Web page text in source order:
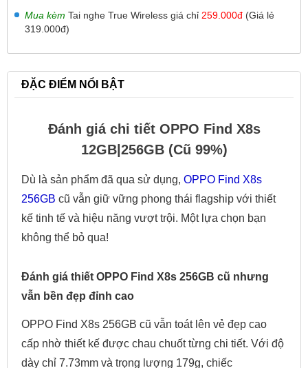
Mua kèm Tai nghe True Wireless giá chỉ 259.000đ (Giá lẻ
319.000đ)
ĐẶC ĐIỂM NỔI BẬT
Đánh giá chi tiết OPPO Find X8s
12GB|256GB (Cũ 99%)
Dù là sản phẩm đã qua sử dụng, OPPO Find X8s
256GB cũ vẫn giữ vững phong thái flagship với thiết
kế tinh tế và hiệu năng vượt trội. Một lựa chọn bạn
không thể bỏ qua!
Đánh giá thiết OPPO Find X8s 256GB cũ nhưng
vẫn bền đẹp đỉnh cao
OPPO Find X8s 256GB cũ vẫn toát lên vẻ đẹp cao
cấp nhờ thiết kế được chau chuốt từng chi tiết. Với độ
dày chỉ 7.73mm và trọng lượng 179g, chiếc